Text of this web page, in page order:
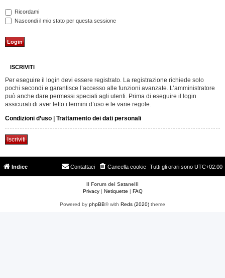
Ricordami
Nascondi il mio stato per questa sessione
ISCRIVITI
Per eseguire il login devi essere registrato. La registrazione richiede solo
pochi secondi e garantisce l’accesso alle funzioni avanzate. L’amministratore
può anche dare permessi speciali agli utenti. Prima di eseguire il login
assicurati di aver letto i termini d’uso e le varie regole.
Condizioni d’uso | Trattamento dei dati personali
Iscriviti
Indice Tutti gli orari sono UTC+02:00
Cancella cookie
Contattaci
Il Forum dei Satanelli
Privacy| Netiquette | FAQ
Powered by phpBB® with Reds (2020) theme